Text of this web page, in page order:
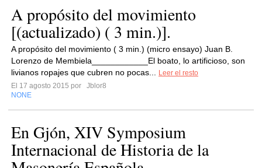
A propósito del movimiento
[(actualizado) ( 3 min.)].
A propósito del movimiento ( 3 min.) (micro ensayo) Juan B.
Lorenzo de Membiela____________El boato, lo artificioso, son
livianos ropajes que cubren no pocas...
Leer el resto
El 17 agosto 2015 por
Jblor8
NONE
En Gjón, XIV Symposium
Internacional de Historia de la